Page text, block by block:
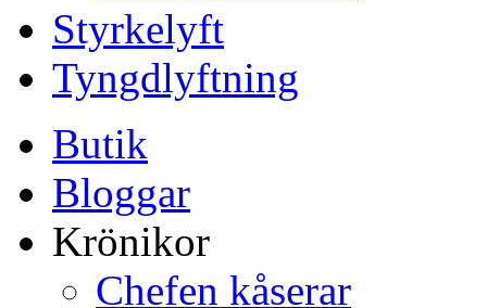
Styrkelyft
Tyngdlyftning
Butik
Bloggar
Krönikor
Chefen kåserar